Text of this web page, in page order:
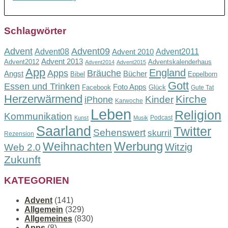
Schlagwörter
Advent Advent08 Advent09 Advent 2010 Advent2011
Advent2012 Advent 2013 Advent2014 Advent2015 Adventskalenderhaus
Angst App Apps Bibel Bräuche Bücher England Eppelborn
Essen und Trinken Facebook Foto Apps Glück Gott Gute Tat
Herzerwärmend iPhone Karwoche Kinder Kirche
Kommunikation Kunst Leben Musik Podcast Religion
Rezension Saarland Sehenswert skurril Twitter
Web 2.0 WeihnachtenWerbung Witzig
Zukunft
KATEGORIEN
Advent (141)
Allgemein (329)
Allgemeines (830)